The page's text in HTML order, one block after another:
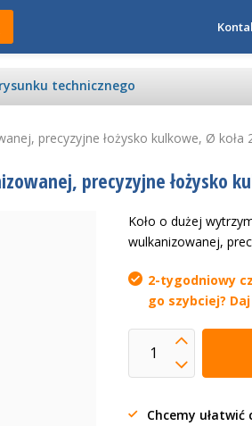
rysunku technicznego
precyzyjne łożysko kulkowe, Ø koła
precyzyjne łożysko
Koło o dużej
wulkanizowanej,
2-tygodniowy
go szybciej?
Chcemy ułatwić